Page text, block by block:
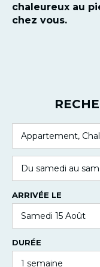
chaleureux au
chez vous.
ARRIVÉE LE
DURÉE